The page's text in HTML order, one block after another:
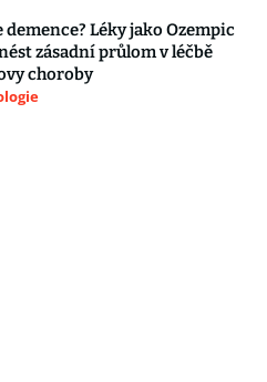
demence? Léky jako Ozempic
zásadní průlom v léčbě
choroby